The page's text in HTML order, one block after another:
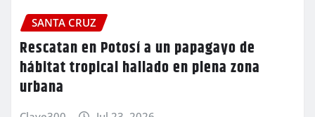
SANTA CRUZ
Rescatan en Potosí a un papagayo de
hábitat tropical hallado en plena zona
urbana